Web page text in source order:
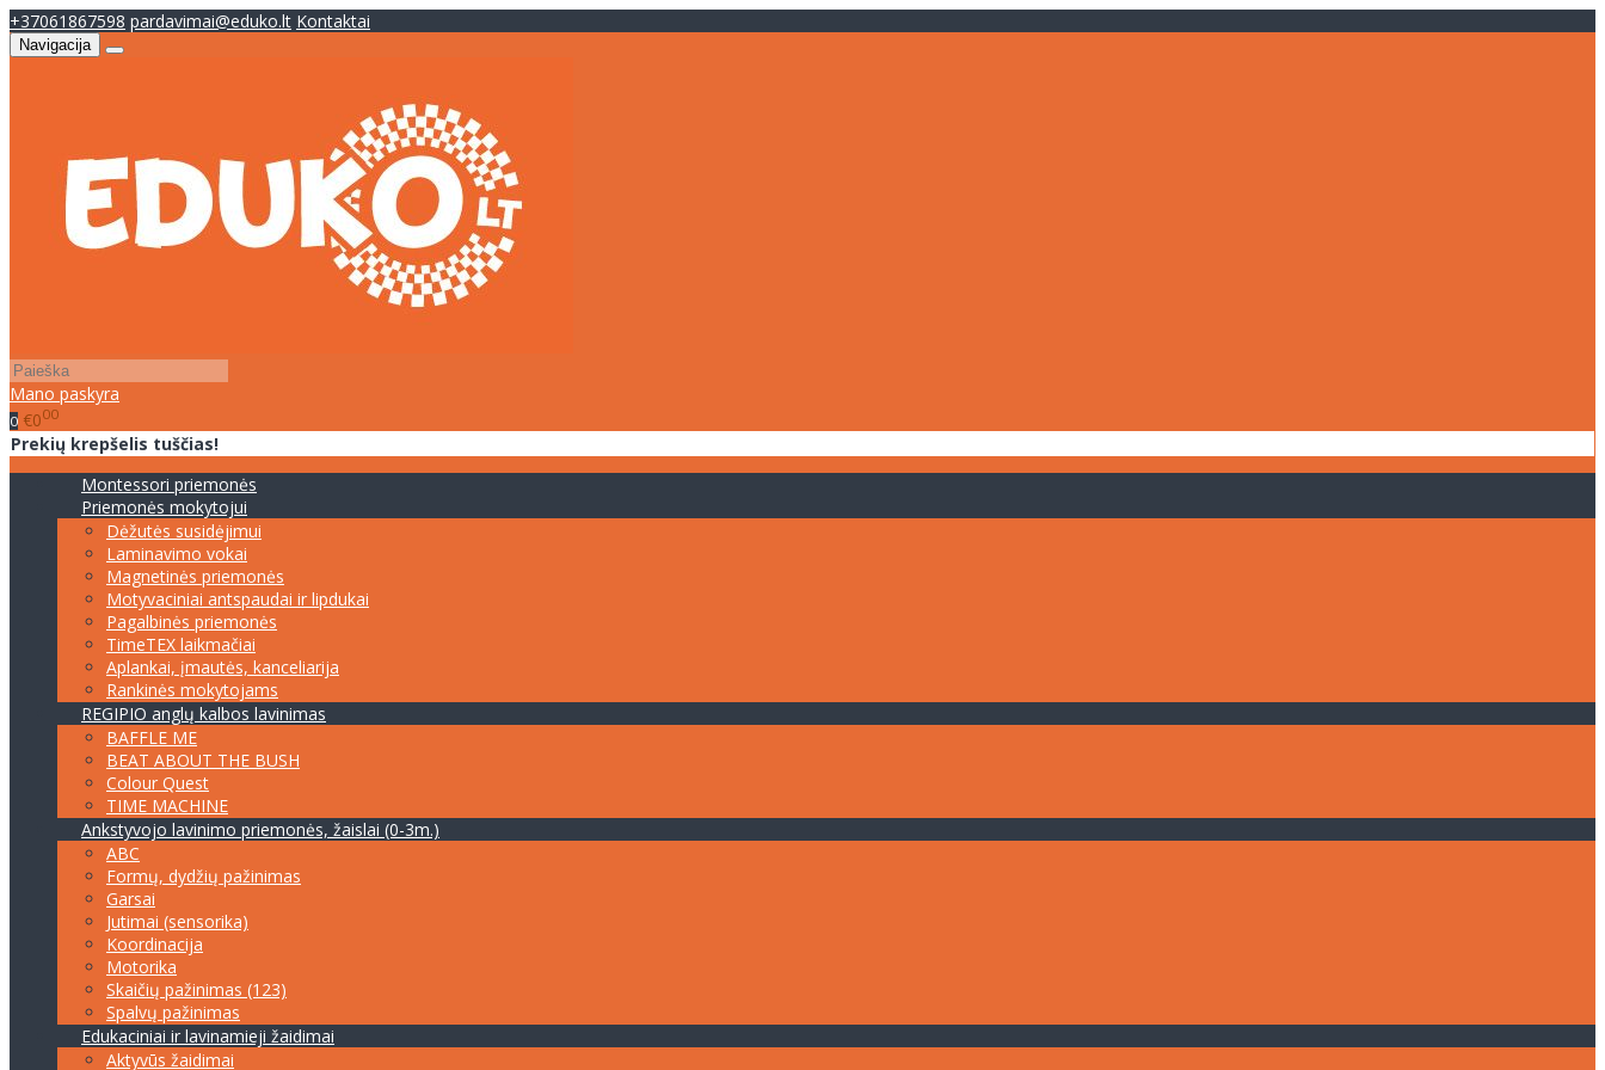
+37061867598 pardavimai@eduko.lt Kontaktai
Navigacija
Mano paskyra
0 €000
Prekių krepšelis tuščias!
Montessori priemonės
Priemonės mokytojui
Dėžutės susidėjimui
Laminavimo vokai
Magnetinės priemonės
Motyvaciniai antspaudai ir lipdukai
Pagalbinės priemonės
TimeTEX laikmačiai
Aplankai, įmautės, kanceliarija
Rankinės mokytojams
REGIPIO anglų kalbos lavinimas
BAFFLE ME
BEAT ABOUT THE BUSH
Colour Quest
TIME MACHINE
Ankstyvojo lavinimo priemonės, žaislai (0-3m.)
ABC
Formų, dydžių pažinimas
Garsai
Jutimai (sensorika)
Koordinacija
Motorika
Skaičių pažinimas (123)
Spalvų pažinimas
Edukaciniai ir lavinamieji žaidimai
Aktyvūs žaidimai